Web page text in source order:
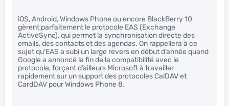
iOS, Android, Windows Phone ou encore BlackBerry 10
gèrent parfaitement le protocole EAS (Exchange
ActiveSync), qui permet la synchronisation directe des
emails, des contacts et des agendas. On rappellera à ce
sujet qu’EAS a subi un large revers en début d’année quand
Google a annoncé la fin de la compatibilité avec le
protocole, forçant d’ailleurs Microsoft à travailler
rapidement sur un support des protocoles CalDAV et
CardDAV pour Windows Phone 8.